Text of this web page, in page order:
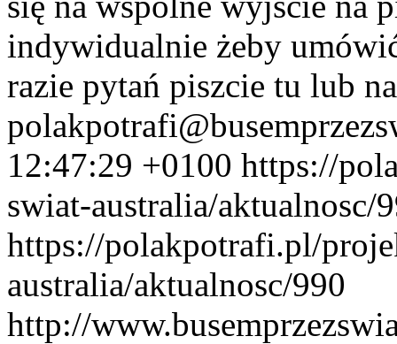
indywidualnie żeby
razie pytań piszcie tu lub na
12:47:29 +0100 https://
swiat-australia/aktualnosc/
https://polakpotrafi.pl/
australia/aktualnosc/990
http://